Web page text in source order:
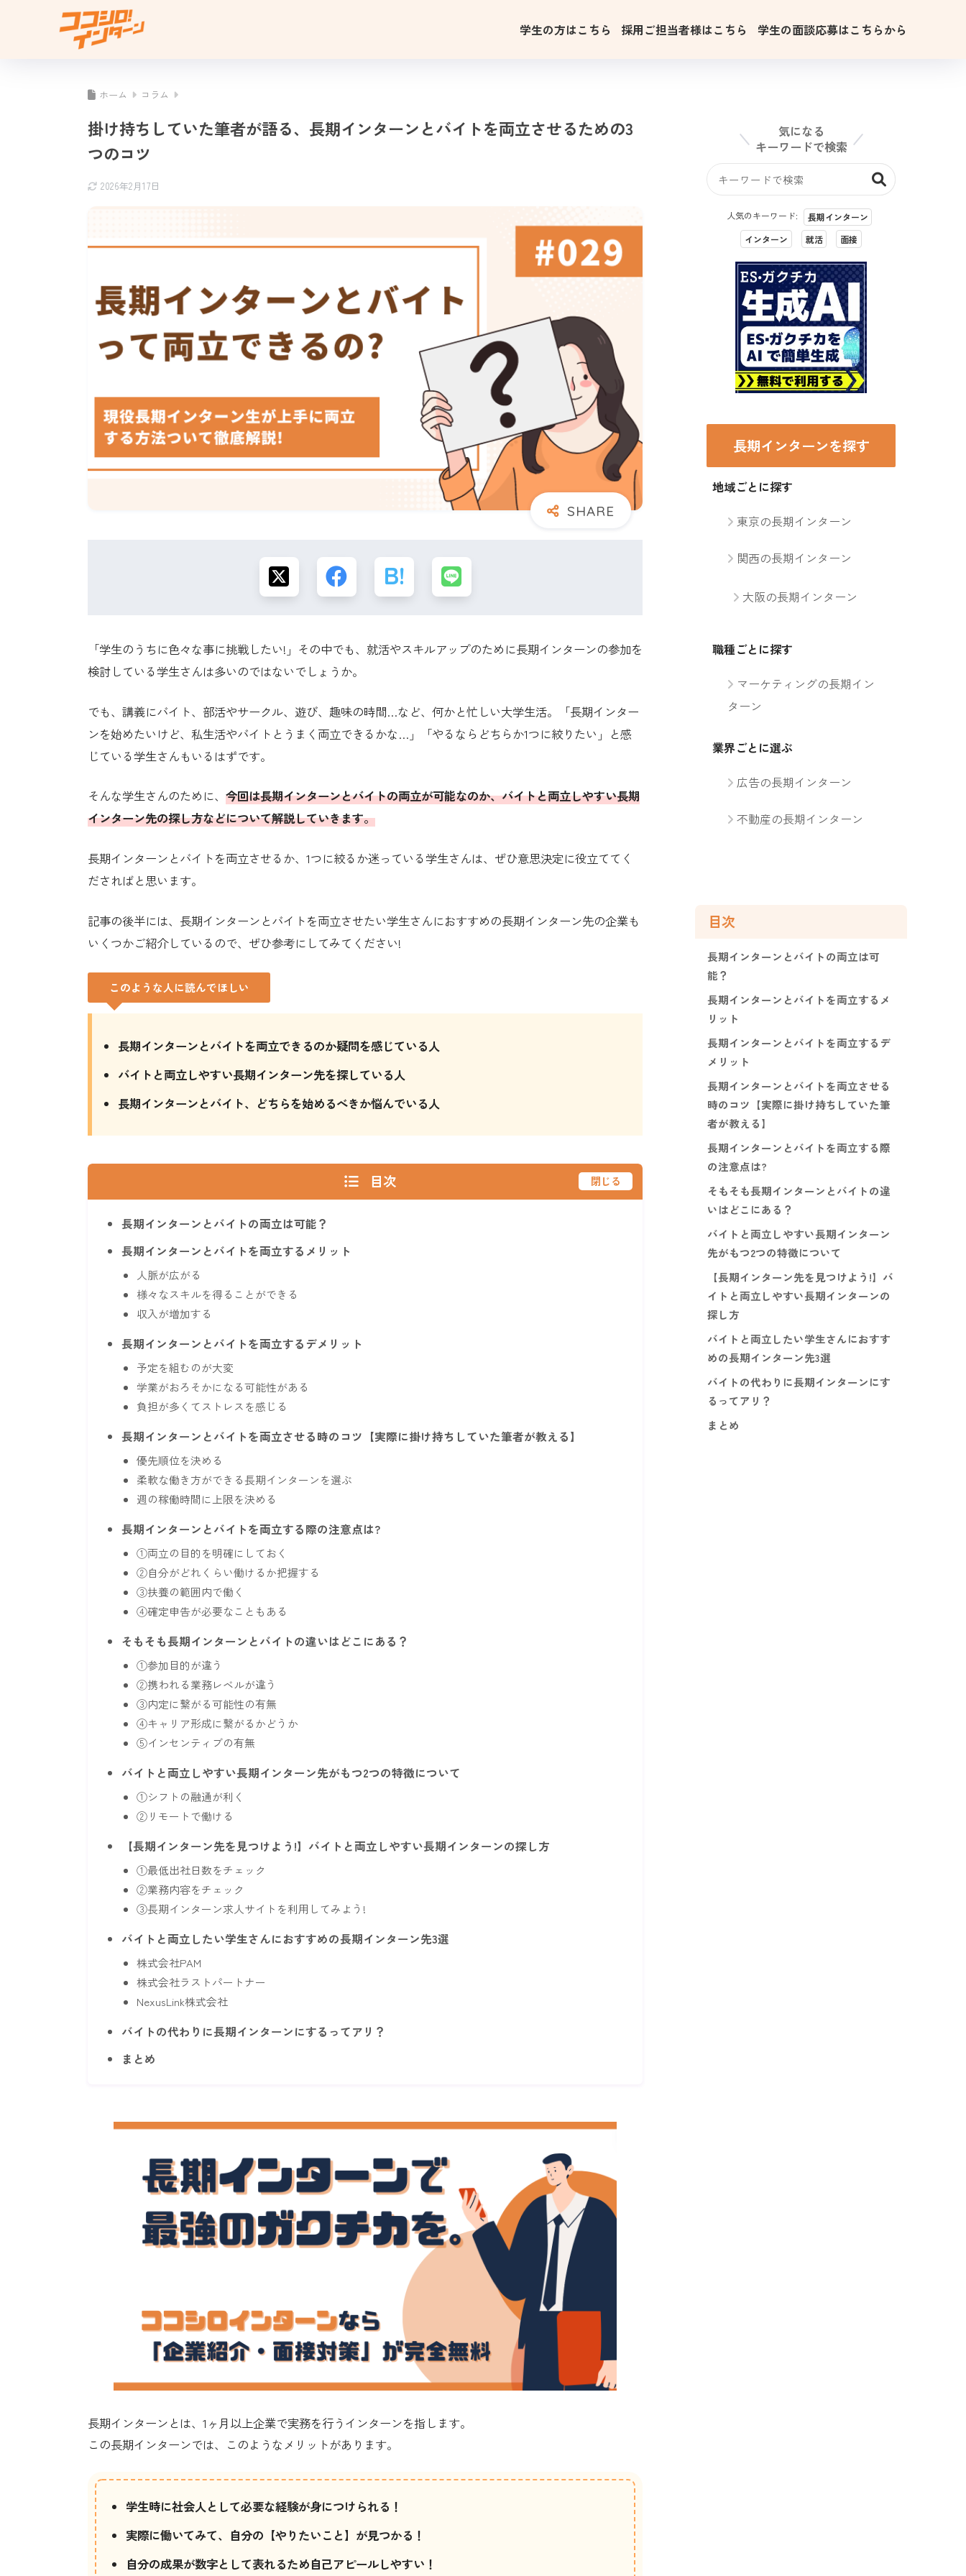
学生の方はこちら 採用ご担当者様はこちら 学生の面談応募はこちらから
ホーム コラム
掛け持ちしていた筆者が語る、長期インターンとバイトを両立させるための3
つのコツ
2026年2月17日
「学生のうちに色々な事に挑戦したい!」その中でも、就活やスキルアップのために長期インターンの参加を
検討している学生さんは多いのではないでしょうか。
でも、講義にバイト、部活やサークル、遊び、趣味の時間…など、何かと忙しい大学生活。「長期インター
ンを始めたいけど、私生活やバイトとうまく両立できるかな…」「やるならどちらか1つに絞りたい」と感
じている学生さんもいるはずです。
そんな学生さんのために、 今回は長期インターンとバイトの両立が可能なのか、バイトと両立しやすい長期
インターン先の探し方などについて解説していきます。
長期インターンとバイトを両立させるか、1つに絞るか迷っている学生さんは、ぜひ意思決定に役立ててく
ださればと思います。
記事の後半には、長期インターンとバイトを両立させたい学生さんにおすすめの長期インターン先の企業も
いくつかご紹介しているので、ぜひ参考にしてみてください!
このような人に読んでほしい
長期インターンとバイトを両立できるのか疑問を感じている人
バイトと両立しやすい長期インターン先を探している人
長期インターンとバイト、どちらを始めるべきか悩んでいる人
目次 閉じる
長期インターンとバイトの両立は可能？
長期インターンとバイトを両立するメリット
人脈が広がる
様々なスキルを得ることができる
収入が増加する
長期インターンとバイトを両立するデメリット
予定を組むのが大変
学業がおろそかになる可能性がある
負担が多くてストレスを感じる
長期インターンとバイトを両立させる時のコツ【実際に掛け持ちしていた筆者が教える】
優先順位を決める
柔軟な働き方ができる長期インターンを選ぶ
週の稼働時間に上限を決める
長期インターンとバイトを両立する際の注意点は?
①両立の目的を明確にしておく
②自分がどれくらい働けるか把握する
③扶養の範囲内で働く
④確定申告が必要なこともある
そもそも長期インターンとバイトの違いはどこにある？
①参加目的が違う
②携われる業務レベルが違う
③内定に繋がる可能性の有無
④キャリア形成に繋がるかどうか
⑤インセンティブの有無
バイトと両立しやすい長期インターン先がもつ2つの特徴について
①シフトの融通が利く
②リモートで働ける
【長期インターン先を見つけよう!】バイトと両立しやすい長期インターンの探し方
①最低出社日数をチェック
②業務内容をチェック
③長期インターン求人サイトを利用してみよう!
バイトと両立したい学生さんにおすすめの長期インターン先3選
株式会社PAM
株式会社ラストパートナー
NexusLink株式会社
バイトの代わりに長期インターンにするってアリ？
まとめ
長期インターンとは、1ヶ月以上企業で実務を行うインターンを指します。
この長期インターンでは、このようなメリットがあります。
学生時に社会人として必要な経験が身につけられる！
実際に働いてみて、自分の【やりたいこと】が見つかる！
自分の成果が数字として表れるため自己アピールしやすい！
気になる
キーワードで検索
人気のキーワード:
長期インターン
インターン
就活 面接
長期インターンを探す
地域ごとに探す
東京の長期インターン
関西の長期インターン
大阪の長期インターン
職種ごとに探す
マーケティングの長期イン
ターン
業界ごとに選ぶ
広告の長期インターン
不動産の長期インターン
目次
長期インターンとバイトの両立は可
能？
長期インターンとバイトを両立するメ
リット
長期インターンとバイトを両立するデ
メリット
長期インターンとバイトを両立させる
時のコツ【実際に掛け持ちしていた筆
者が教える】
長期インターンとバイトを両立する際
の注意点は?
そもそも長期インターンとバイトの違
いはどこにある？
バイトと両立しやすい長期インターン
先がもつ2つの特徴について
【長期インターン先を見つけよう!】バ
イトと両立しやすい長期インターンの
探し方
バイトと両立したい学生さんにおすす
めの長期インターン先3選
バイトの代わりに長期インターンにす
るってアリ？
まとめ